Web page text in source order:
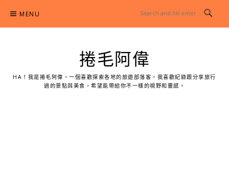
content
MENU
捲毛阿偉
HA！我是捲毛阿偉，一個喜歡探索各地的旅遊部落客。我喜歡紀錄跟分享旅行
過的景點與美食，希望能帶給你不一樣的視野和靈感。